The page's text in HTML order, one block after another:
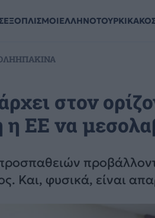
ΕΞΟΠΛΙΣΜΟΙΕΛΛΗΝΟΤΟΥΡΚΙΚΑ
ΗΠΑΚΙΝΑ
στον
ΕΕ να
Και, φυσικά, είναι